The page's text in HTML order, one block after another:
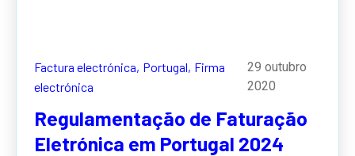
Factura electrónica, Portugal, Firma
electrónica
29 outubro
2020
Regulamentação de Faturação
Eletrónica em Portugal 2024